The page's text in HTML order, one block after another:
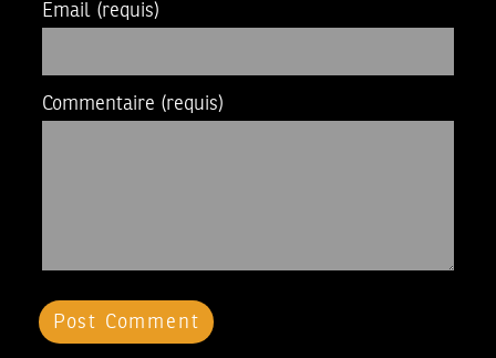
Email (requis)
Commentaire (requis)